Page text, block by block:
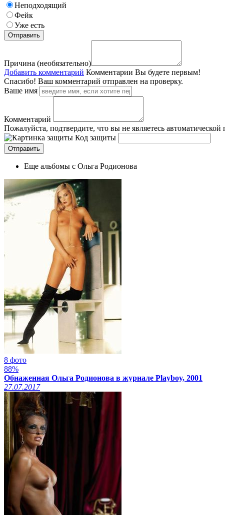
Неподходящий
Фейк
Уже есть
Причина (необязательно)
Добавить комментарий Комментарии Вы будете первым!
Спасибо! Ваш комментарий отправлен на проверку.
Ваше имя
Комментарий
Пожалуйста, подтвердите, что вы не являетесь
Код защиты
Еще альбомы с Ольга Родионова
8 фото
88%
Обнаженная Ольга Родионова в журнале Playboy, 2001
27.07.2017